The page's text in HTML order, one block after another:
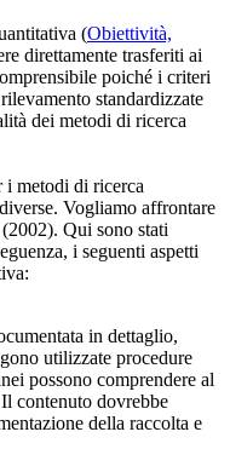
(Obiettività,
direttamente trasferiti ai
poiché i criteri
standardizzate
dei metodi di ricerca
i metodi di ricerca
Vogliamo affrontare
Qui sono stati
i seguenti aspetti
in dettaglio,
utilizzate procedure
possono comprendere al
contenuto dovrebbe
della raccolta e